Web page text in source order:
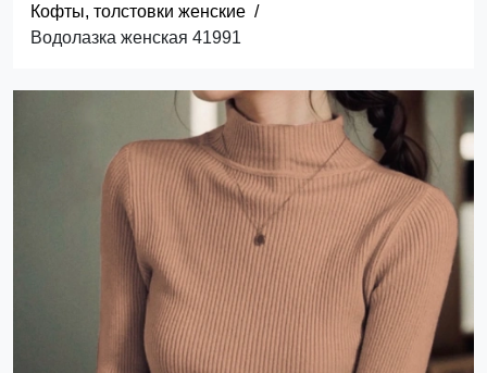
Кофты, толстовки женские
Водолазка женская 41991